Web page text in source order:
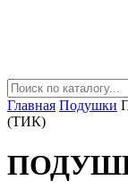
Главная Подушки
(ТИК)